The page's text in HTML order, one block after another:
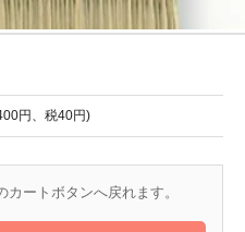
円、税40円)
ートボタンへ戻れます。